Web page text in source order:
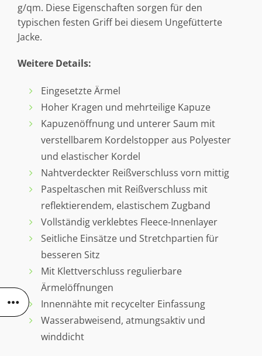
g/qm. Diese Eigenschaften sorgen für den
typischen festen Griff bei diesem Ungefütterte
Jacke.
Weitere Details:
Eingesetzte Ärmel
Hoher Kragen und mehrteilige Kapuze
Kapuzenöffnung und unterer Saum mit
verstellbarem Kordelstopper aus Polyester
und elastischer Kordel
Nahtverdeckter Reißverschluss vorn mittig
Paspeltaschen mit Reißverschluss mit
reflektierendem, elastischem Zugband
Vollständig verklebtes Fleece-Innenlayer
Seitliche Einsätze und Stretchpartien für
besseren Sitz
Mit Klettverschluss regulierbare
Ärmelöffnungen
Innennähte mit recycelter Einfassung
Wasserabweisend, atmungsaktiv und
winddicht